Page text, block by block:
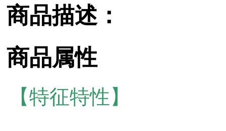
商品描述：
商品属性
【特征特性】